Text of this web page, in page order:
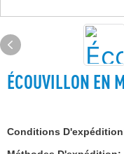
ÉCOUVILLON EN
Conditions